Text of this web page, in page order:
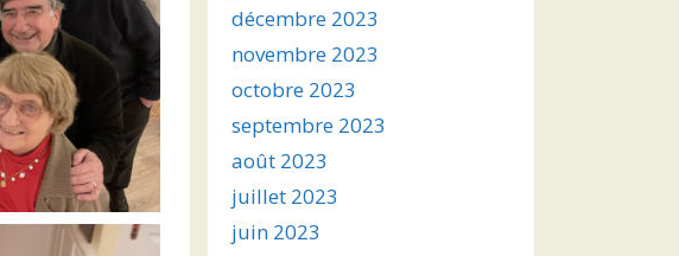
décembre 2023
novembre 2023
octobre 2023
septembre 2023
août 2023
juillet 2023
juin 2023